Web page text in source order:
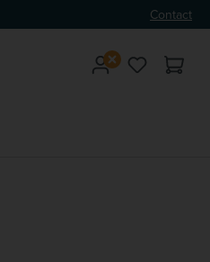
Contact
Je hebt